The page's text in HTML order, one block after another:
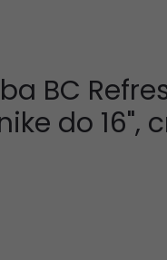
BC
do 16",